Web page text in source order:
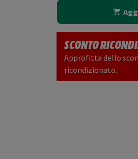
SCONTO
Approfitta dello
ricondizionato.